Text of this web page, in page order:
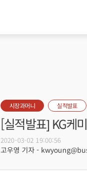
시장과머니 실적발표
[실적발표] KG케
2020-03-02 19:00:56
고우영 기자 -